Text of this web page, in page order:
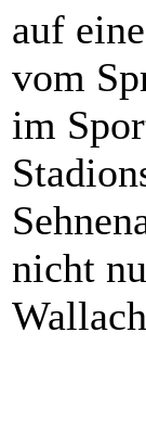
auf
vom
im
nicht